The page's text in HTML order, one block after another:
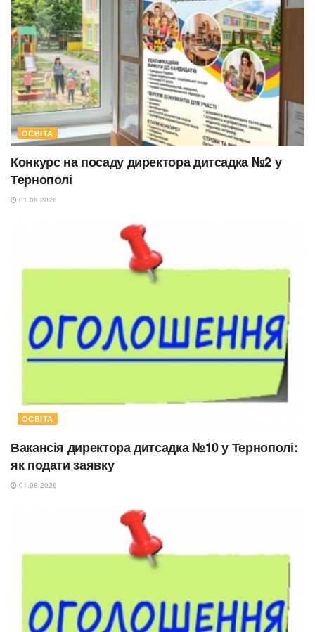
ОСВІТА
Конкурс на посаду директора дитсадка №2 у
Тернополі
01.08.2026
ОСВІТА
Вакансія директора дитсадка №10 у Тернополі:
як подати заявку
01.08.2026